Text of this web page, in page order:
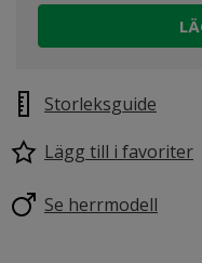
Storleksguide
Lägg till i favoriter
Se herrmodell